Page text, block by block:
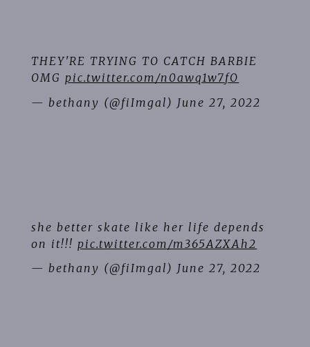
THEY'RE TRYING TO CATCH BARBIE
OMGpic.twitter.com/n0awq1w7fO
— bethany (@fiImgal) June 27, 2022
she better skate like her life depends
on it!!! pic.twitter.com/m365AZXAh2
— bethany (@fiImgal) June 27, 2022